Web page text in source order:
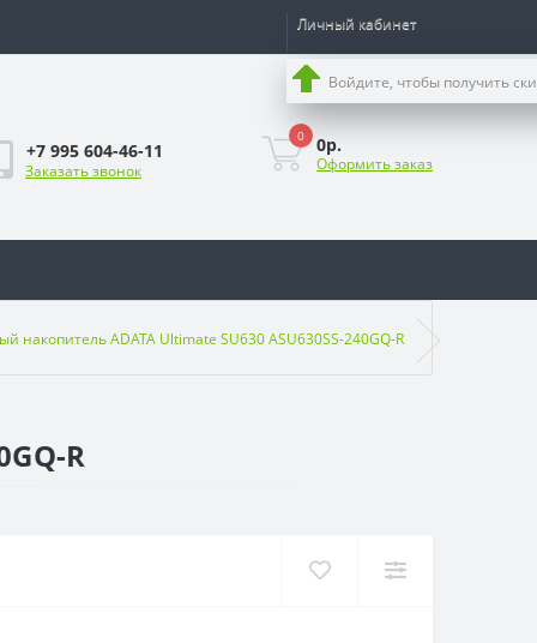
Личный кабинет
Войдите, чтобы получить
+7 995 604-46-11
Заказать звонок
0 0р.
Оформить заказ
накопитель ADATA Ultimate SU630 ASU630SS-240GQ-R
R